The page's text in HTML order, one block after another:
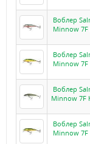
Воблер
Minnow 7F
Воблер
Minnow 7F
Воблер
Minnow 7F
Воблер
Minnow 7F